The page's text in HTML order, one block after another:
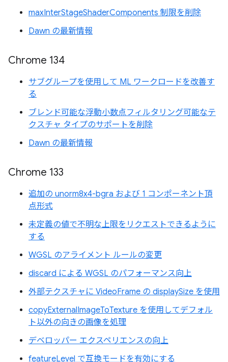
maxInterStageShaderComponents 制限を削除
Dawn の最新情報
Chrome 134
サブグループを使用して ML ワークロードを改善す
る
ブレンド可能な浮動小数点フィルタリング可能なテ
クスチャ タイプのサポートを削除
Dawn の最新情報
Chrome 133
追加の unorm8x4-bgra および 1 コンポーネント頂
点形式
未定義の値で不明な上限をリクエストできるように
する
WGSL のアライメント ルールの変更
discard による WGSL のパフォーマンス向上
外部テクスチャに VideoFrame の displaySize を使用
copyExternalImageToTexture を使用してデフォル
ト以外の向きの画像を処理
デベロッパー エクスペリエンスの向上
featureLevel で互換モードを有効にする